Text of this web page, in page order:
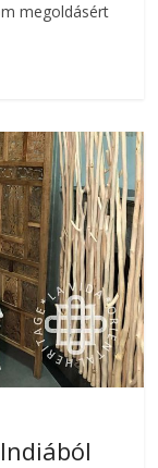
megoldásért